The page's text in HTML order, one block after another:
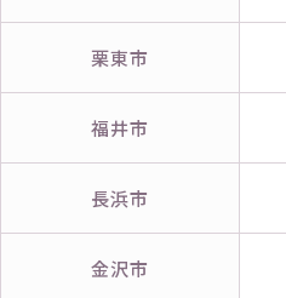
栗東市
福井市
長浜市
金沢市